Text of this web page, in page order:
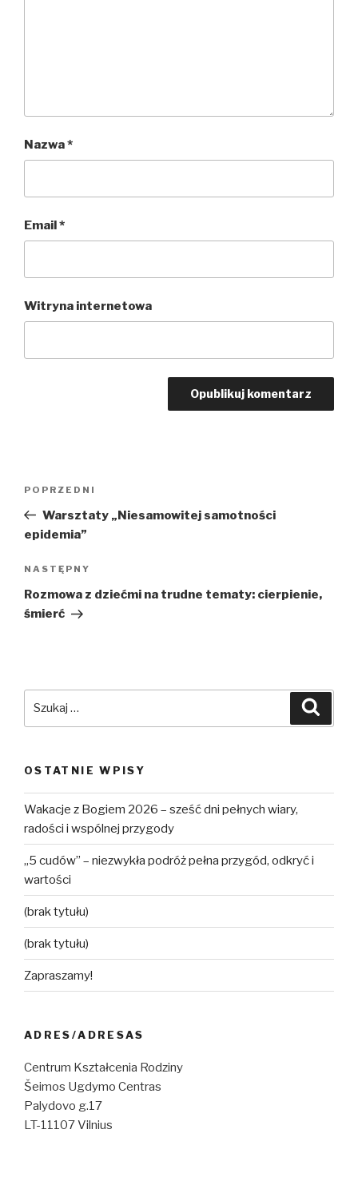
Nazwa*
Email*
Witryna internetowa
Poprzedni
wpis
POPRZEDNI
Warsztaty „Niesamowitej samotności
epidemia”
Następny
wpis
NASTĘPNY
Rozmowa z dziećmi na trudne tematy: cierpienie,
śmierć
OSTATNIE WPISY
Wakacje z Bogiem 2026 – sześć dni pełnych wiary,
radości i wspólnej przygody
„5 cudów” – niezwykła podróż pełna przygód, odkryć i
wartości
(brak tytułu)
(brak tytułu)
Zapraszamy!
ADRES/ADRESAS
Centrum Kształcenia Rodziny
Šeimos Ugdymo Centras
Palydovo g.17
LT-11107 Vilnius